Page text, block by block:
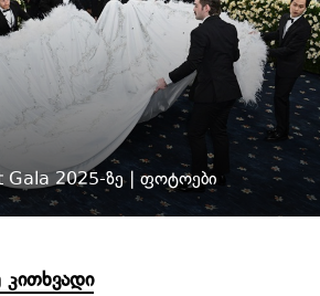
Gala 2025-ზე | ფოტოები
კითხვადი